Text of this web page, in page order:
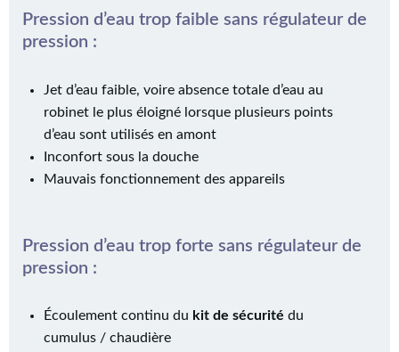
Pression d’eau trop faible sans régulateur de
pression :
Jet d’eau faible, voire absence totale d’eau au
robinet le plus éloigné lorsque plusieurs points
d’eau sont utilisés en amont
Inconfort sous la douche
Mauvais fonctionnement des appareils
Pression d’eau trop forte sans régulateur de
pression :
Écoulement continu du kit de sécurité du
cumulus / chaudière